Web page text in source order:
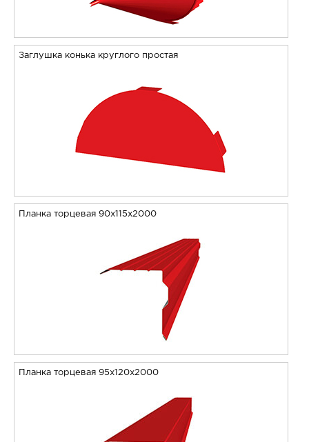
Заглушка конька круглого простая
Планка торцевая 90х115х2000
Планка торцевая 95х120х2000